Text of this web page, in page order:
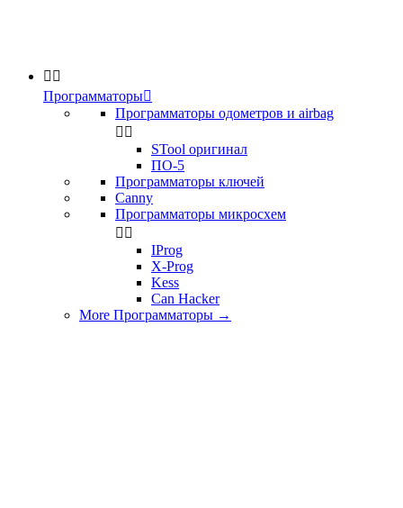
 
Программаторы
Программаторы одометров и airbag
 
STool оригинал
ПО-5
Программаторы ключей
Canny
Программаторы микросхем
 
IProg
X-Prog
Kess
Can Hacker
More Программаторы →